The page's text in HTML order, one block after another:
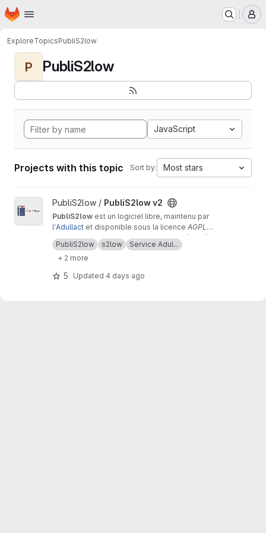
Skip to main content
Homepage
ExploreTopicsPubliS2low
P PubliS2low
JavaScript
Projects with this topic Sort by: Most stars
View PubliS2low v2 project
PubliS2low / PubliS2low v2
PubliS2low est un logiciel libre, maintenu par
l'Adullact et disponible sous la licence AGPL
v3.
PubliS2low est un outil qui permet de récupérer
les « actes » de la plateformeS2lowet de les
publier sur un site web.
PubliS2low s2low
Service Adul...
+ 2 more
5 Updated 4 days ago